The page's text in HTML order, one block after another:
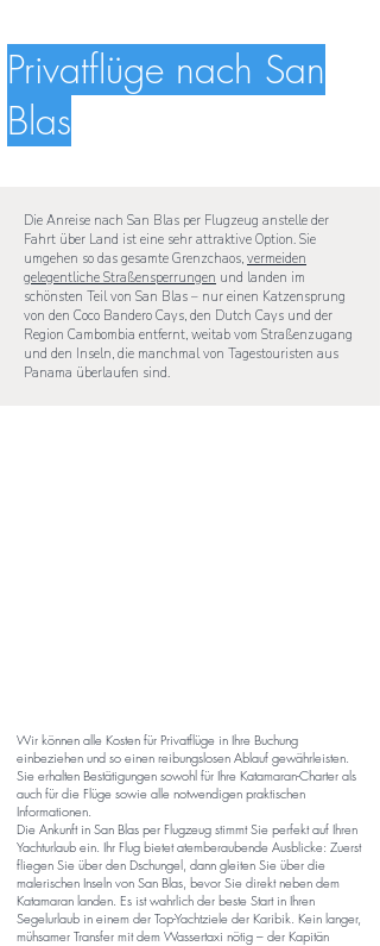
Privatflüge nach San
Blas
Die Anreise nach San Blas per Flugzeug anstelle der
Fahrt über Land ist eine sehr attraktive Option. Sie
umgehen so das gesamte Grenzchaos, vermeiden
gelegentliche Straßensperrungen und landen im
schönsten Teil von San Blas – nur einen Katzensprung
von den Coco Bandero Cays, den Dutch Cays und der
Region Cambombia entfernt, weitab vom Straßenzugang
und den Inseln, die manchmal von Tagestouristen aus
Panama überlaufen sind.
Wir können alle Kosten für Privatflüge in Ihre Buchung
einbeziehen und so einen reibungslosen Ablauf gewährleisten.
Sie erhalten Bestätigungen sowohl für Ihre Katamaran-Charter als
auch für die Flüge sowie alle notwendigen praktischen
Informationen.
Die Ankunft in San Blas per Flugzeug stimmt Sie perfekt auf Ihren
Yachturlaub ein. Ihr Flug bietet atemberaubende Ausblicke: Zuerst
fliegen Sie über den Dschungel, dann gleiten Sie über die
malerischen Inseln von San Blas, bevor Sie direkt neben dem
Katamaran landen. Es ist wahrlich der beste Start in Ihren
Segelurlaub in einem der Top-Yachtziele der Karibik. Kein langer,
mühsamer Transfer mit dem Wassertaxi nötig – der Kapitän